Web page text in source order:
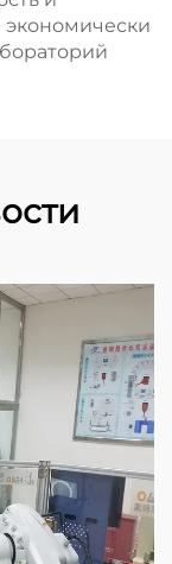
экономически